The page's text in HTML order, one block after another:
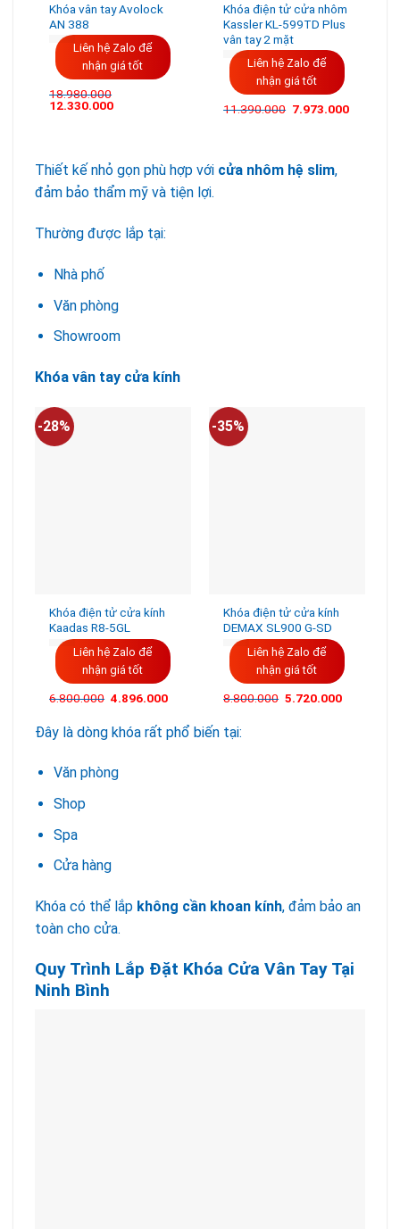
Khóa vân tay Avolock
AN 388
Liên hệ Zalo để
nhận giá tốt
18.980.000
Giá
12.330.000Giá
Khóa điện tử cửa nhôm
Kassler KL-599TD Plus
vân tay 2 mặt
Liên hệ Zalo để
nhận giá tốt
11.390.000 7.973.000
Thiết kế nhỏ gọn phù hợp với cửa nhôm hệ slim,
đảm bảo thẩm mỹ và tiện lợi.
Thường được lắp tại:
Nhà phố
Văn phòng
Showroom
Khóa vân tay cửa kính
-28%
Khóa điện tử cửa kính
Kaadas R8-5GL
Liên hệ Zalo để
nhận giá tốt
6.800.000 Giá
6.800.000VND.
4.896.000Giá
là:
4.896.000VND.
-35%
Khóa điện tử cửa kính
DEMAX SL900 G-SD
Liên hệ Zalo để
nhận giá tốt
8.800.000 5.720.000
Đây là dòng khóa rất phổ biến tại:
Văn phòng
Shop
Spa
Cửa hàng
Khóa có thể lắp không cần khoan kính, đảm bảo an
toàn cho cửa.
Quy Trình Lắp Đặt Khóa Cửa Vân Tay Tại
Ninh Bình